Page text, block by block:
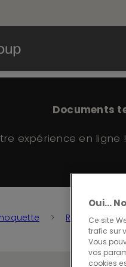
Documents
expérience en
Rupture
Oui…
Ce site
trafic sur
Vous
vos
cookies